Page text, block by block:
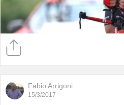
Fabio Arrigoni
15/3/2017